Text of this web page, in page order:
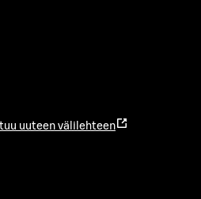
uuteen välilehteen